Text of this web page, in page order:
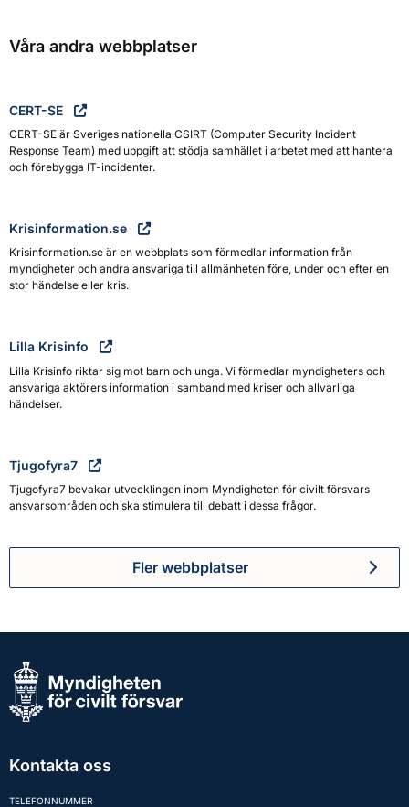
Våra andra webbplatser
CERT-SE
CERT-SE är Sveriges nationella CSIRT (Computer Security Incident
Response Team) med uppgift att stödja samhället i arbetet med att hantera
och förebygga IT-incidenter.
Krisinformation.se
Krisinformation.se är en webbplats som förmedlar information från
myndigheter och andra ansvariga till allmänheten före, under och efter en
stor händelse eller kris.
Lilla Krisinfo
Lilla Krisinfo riktar sig mot barn och unga. Vi förmedlar myndigheters och
ansvariga aktörers information i samband med kriser och allvarliga
händelser.
Tjugofyra7
Tjugofyra7 bevakar utvecklingen inom Myndigheten för civilt försvars
ansvarsområden och ska stimulera till debatt i dessa frågor.
Fler webbplatser
Kontakta oss
TELEFONNUMMER